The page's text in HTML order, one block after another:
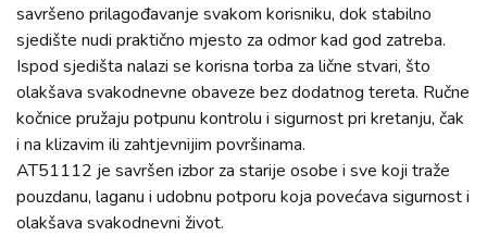
savršeno prilagođavanje svakom korisniku, dok stabilno
sjedište nudi praktično mjesto za odmor kad god zatreba.
Ispod sjedišta nalazi se korisna torba za lične stvari, što
olakšava svakodnevne obaveze bez dodatnog tereta. Ručne
kočnice pružaju potpunu kontrolu i sigurnost pri kretanju, čak
i na klizavim ili zahtjevnijim površinama.
AT51112 je savršen izbor za starije osobe i sve koji traže
pouzdanu, laganu i udobnu potporu koja povećava sigurnost i
olakšava svakodnevni život.